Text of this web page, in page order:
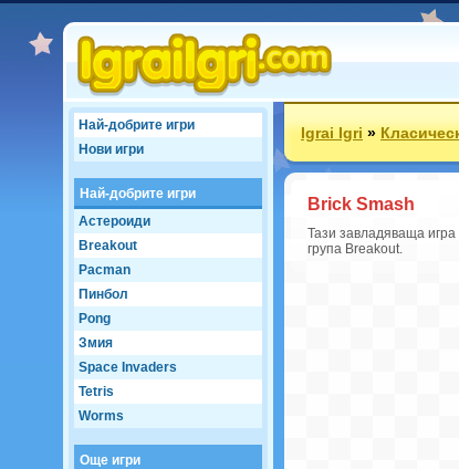
Най-добрите игри
Нови игри
Най-добрите игри
Астероиди
Breakout
Pacman
Пинбол
Pong
Змия
Space Invaders
Tetris
Worms
Още игри
Igrai Igri»
Brick Smash
Тази завладяваща игра
група Breakout.